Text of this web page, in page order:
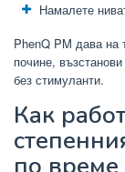
Намалете
PhenQ PM дава на
почине,
без стимуланти.
Как